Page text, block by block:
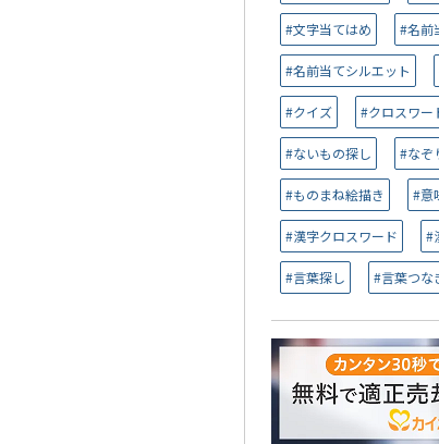
#文字当てはめ #名前
#名前当てシルエット
#クイズ #クロスワー
#ないもの探し #なぞ
#ものまね絵描き #意
#漢字クロスワード #
#言葉探し #言葉つな